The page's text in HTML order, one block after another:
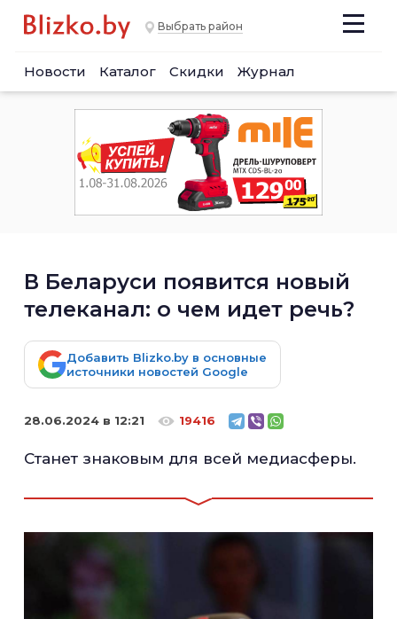
Выбрать район
Новости Каталог Скидки Журнал
В Беларуси появится новый
телеканал: о чем идет речь?
Добавить Blizko.by в основные
источники новостей Google
28.06.2024 в 12:21 19416
Станет знаковым для всей медиасферы.